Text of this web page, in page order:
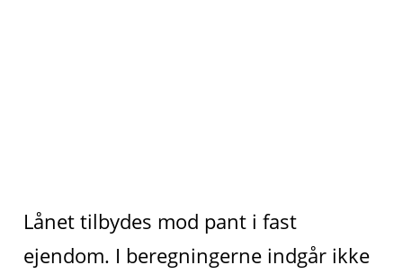
Lånet tilbydes mod pant i fast
ejendom. I beregningerne indgår ikke